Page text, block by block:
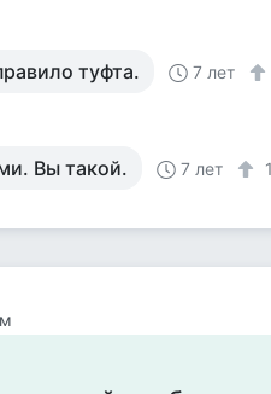
туфта. 7 лет
Вы такой. 7 лет